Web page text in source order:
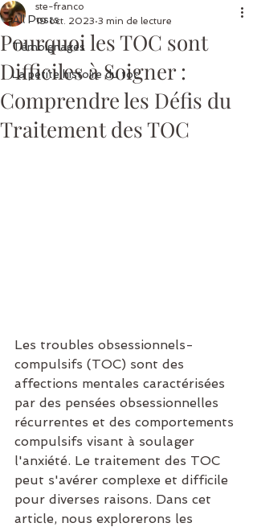
All Posts
Témoignages
La petite histoire du toc
Pourquoi les TOC sont
Difficiles à Soigner :
Comprendre les Défis du
Traitement des TOC
ste-franco
19 oct. 2023 3 min de lecture
Les troubles obsessionnels-
compulsifs (TOC) sont des
affections mentales caractérisées
par des pensées obsessionnelles
récurrentes et des comportements
compulsifs visant à soulager
l'anxiété. Le traitement des TOC
peut s'avérer complexe et difficile
pour diverses raisons. Dans cet
article, nous explorerons les